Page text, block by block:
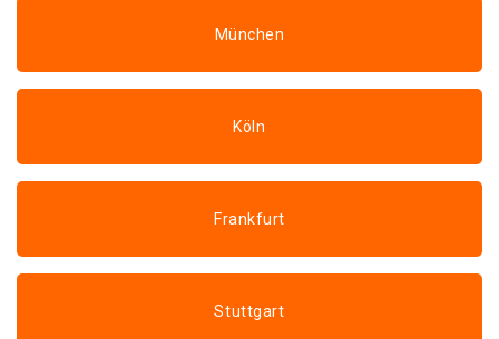
München
Köln
Frankfurt
Stuttgart